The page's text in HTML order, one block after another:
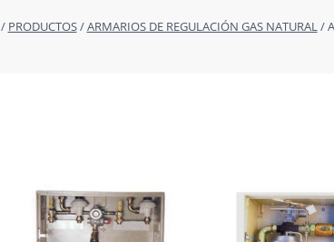
/ PRODUCTOS/ARMARIOS DE REGULACIÓN GAS NATURAL/